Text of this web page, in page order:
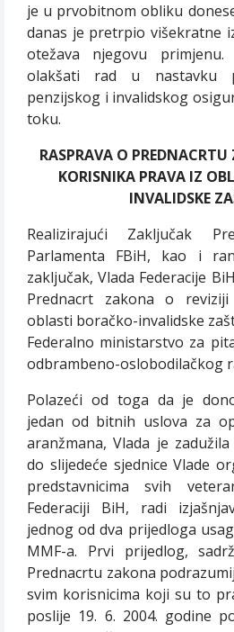
je u prvobitnom obliku
danas je pretrpio višekratne
otežava njegovu
olakšati rad u nastavku
penzijskog i invalidskog
toku.
RASPRAVA O
KORISNIKA PRAVA IZ
INVALIDSKE
Realizirajući Zaključak
Parlamenta FBiH, kao i
zaključak, Vlada Federacije
Prednacrt zakona o
oblasti boračko-invalidske
Federalno ministarstvo za
odbrambeno-oslobodilačkog
Polazeći od toga da je
jedan od bitnih uslova za
aranžmana, Vlada je
do slijedeće sjednice Vlade
predstavnicima svih
Federaciji BiH, radi
jednog od dva prijedloga
MMF-a. Prvi prijedlog,
Prednacrtu zakona
svim korisnicima koji su to
poslije 19. 6. 2004. godine